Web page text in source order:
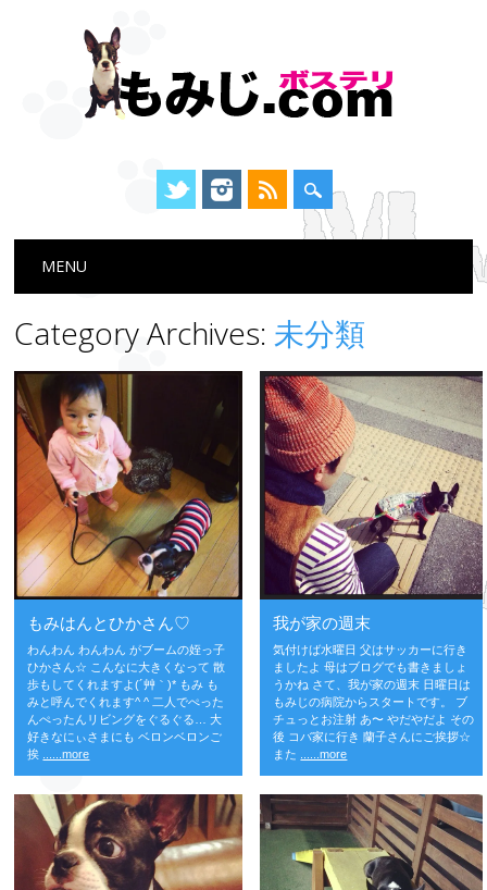
Main menu
MENU
Category Archives:未分類
もみはんとひかさん♡
わんわん わんわん がブームの姪っ子
ひかさん☆ こんなに大きくなって 散
歩もしてくれますよ(´艸｀)* もみ も
みと呼んでくれます^ ^ 二人でぺった
んぺったんリビングをぐるぐる… 大
好きなにぃさまにも ベロンベロンご
挨
......more
我が家の週末
気付けば水曜日 父はサッカーに行き
ましたよ 母はブログでも書きましょ
うかね さて、我が家の週末 日曜日は
もみじの病院からスタートです。 ブ
チュっとお注射 あ〜 やだやだよ その
後 コバ家に行き 蘭子さんにご挨拶☆
また
......more